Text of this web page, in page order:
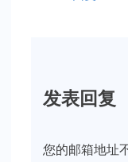
发表回复
您的邮箱地址